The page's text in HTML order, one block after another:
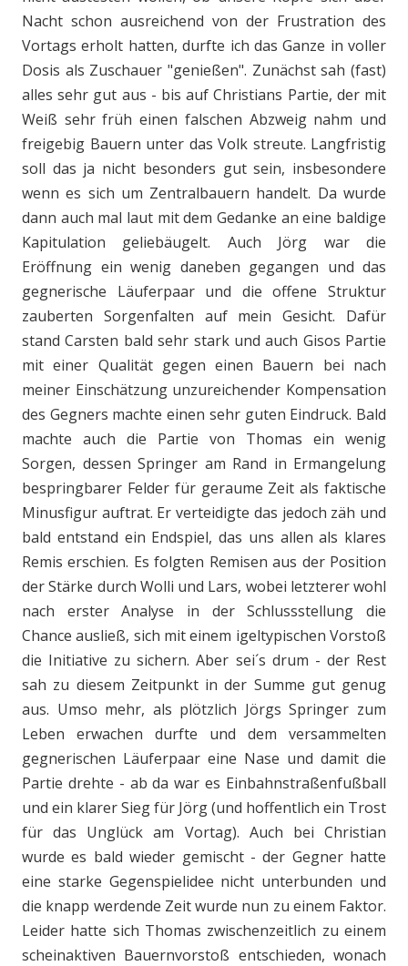
Nacht schon ausreichend von der Frustration des
Vortags erholt hatten, durfte ich das Ganze in voller
Dosis als Zuschauer "genießen". Zunächst sah (fast)
alles sehr gut aus - bis auf Christians Partie, der mit
Weiß sehr früh einen falschen Abzweig nahm und
freigebig Bauern unter das Volk streute. Langfristig
soll das ja nicht besonders gut sein, insbesondere
wenn es sich um Zentralbauern handelt. Da wurde
dann auch mal laut mit dem Gedanke an eine baldige
Kapitulation geliebäugelt. Auch Jörg war die
Eröffnung ein wenig daneben gegangen und das
gegnerische Läuferpaar und die offene Struktur
zauberten Sorgenfalten auf mein Gesicht. Dafür
stand Carsten bald sehr stark und auch Gisos Partie
mit einer Qualität gegen einen Bauern bei nach
meiner Einschätzung unzureichender Kompensation
des Gegners machte einen sehr guten Eindruck. Bald
machte auch die Partie von Thomas ein wenig
Sorgen, dessen Springer am Rand in Ermangelung
bespringbarer Felder für geraume Zeit als faktische
Minusfigur auftrat. Er verteidigte das jedoch zäh und
bald entstand ein Endspiel, das uns allen als klares
Remis erschien. Es folgten Remisen aus der Position
der Stärke durch Wolli und Lars, wobei letzterer wohl
nach erster Analyse in der Schlussstellung die
Chance ausließ, sich mit einem igeltypischen Vorstoß
die Initiative zu sichern. Aber sei´s drum - der Rest
sah zu diesem Zeitpunkt in der Summe gut genug
aus. Umso mehr, als plötzlich Jörgs Springer zum
Leben erwachen durfte und dem versammelten
gegnerischen Läuferpaar eine Nase und damit die
Partie drehte - ab da war es Einbahnstraßenfußball
und ein klarer Sieg für Jörg (und hoffentlich ein Trost
für das Unglück am Vortag). Auch bei Christian
wurde es bald wieder gemischt - der Gegner hatte
eine starke Gegenspielidee nicht unterbunden und
die knapp werdende Zeit wurde nun zu einem Faktor.
Leider hatte sich Thomas zwischenzeitlich zu einem
scheinaktiven Bauernvorstoß entschieden, wonach